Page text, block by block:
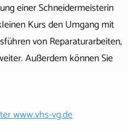
einer Schneidermeisterin
Kurs den Umgang mit
von Reparaturarbeiten,
Außerdem können Sie
www.vhs-vg.de